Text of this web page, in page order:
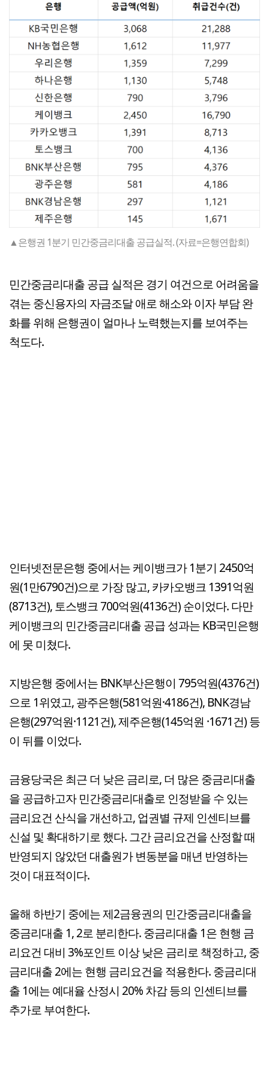
▲은행권 1분기 민간중금리대출 공급실적. (자료=은행연합회)
민간중금리대출 공급 실적은 경기 여건으로 어려움을
겪는 중신용자의 자금조달 애로 해소와 이자 부담 완
화를 위해 은행권이 얼마나 노력했는지를 보여주는
척도다.
인터넷전문은행 중에서는 케이뱅크가 1분기 2450억
원(1만6790건)으로 가장 많고, 카카오뱅크 1391억원
(8713건), 토스뱅크 700억원(4136건) 순이었다. 다만
케이뱅크의 민간중금리대출 공급 성과는 KB국민은행
에 못 미쳤다.
지방은행 중에서는 BNK부산은행이 795억원(4376건)
으로 1위였고, 광주은행(581억원·4186건), BNK경남
은행(297억원·1121건), 제주은행(145억원 ·1671건) 등
이 뒤를 이었다.
금융당국은 최근 더 낮은 금리로, 더 많은 중금리대출
을 공급하고자 민간중금리대출로 인정받을 수 있는
금리요건 산식을 개선하고, 업권별 규제 인센티브를
신설 및 확대하기로 했다. 그간 금리요건을 산정할 때
반영되지 않았던 대출원가 변동분을 매년 반영하는
것이 대표적이다.
올해 하반기 중에는 제2금융권의 민간중금리대출을
중금리대출 1, 2로 분리한다. 중금리대출 1은 현행 금
리요건 대비 3%포인트 이상 낮은 금리로 책정하고, 중
금리대출 2에는 현행 금리요건을 적용한다. 중금리대
출 1에는 예대율 산정시 20% 차감 등의 인센티브를
추가로 부여한다.